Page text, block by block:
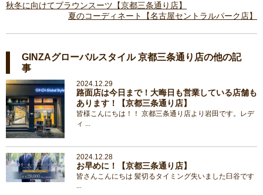
秋冬に向けてブラウンスーツ【京都三条通り店】
夏のコーディネート【名古屋セントラルパーク店】
GINZAグローバルスタイル 京都三条通り店の他の記
事
2024.12.29
路面店は今日まで！大晦日も営業している店舗も
あります！【京都三条通り店】
皆様こんにちは！！ 京都三条通り店より岩田です。レデ
ィ ...
2024.12.28
お早めに！【京都三条通り店】
皆さんこんにちは 髪切るタイミング失いました臼谷です
...